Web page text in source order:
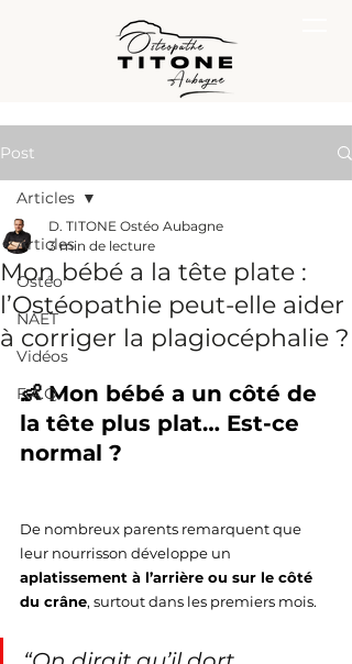
Post
Articles
Ostéo
NAET
Vidéos
F.A.Q.
Articles
Mon bébé a la tête plate :
l’Ostéopathie peut-elle aider
à corriger la plagiocéphalie ?
D. TITONE Ostéo Aubagne
3 min de lecture
👶 Mon bébé a un côté de
la tête plus plat… Est-ce
normal ?
De nombreux parents remarquent que
leur nourrisson développe un
aplatissement à l’arrière ou sur le côté
du crâne, surtout dans les premiers mois.